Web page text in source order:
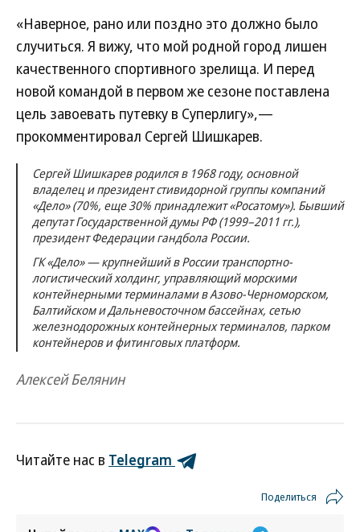
«Наверное, рано или поздно это должно было
случиться. Я вижу, что мой родной город лишен
качественного спортивного зрелища. И перед
новой командой в первом же сезоне поставлена
цель завоевать путевку в Суперлигу»,—
прокомментировал Сергей Шишкарев.
Сергей Шишкарев родился в 1968 году, основной
владелец и президент стивидорной группы компаний
«Дело» (70%, еще 30% принадлежит «Росатому»). Бывший
депутат Государственной думы РФ (1999–2011 гг.),
президент Федерации гандбола России.
ГК «Дело» — крупнейший в России транспортно-
логистический холдинг, управляющий морскими
контейнерными терминалами в Азово-Черноморском,
Балтийском и Дальневосточном бассейнах, сетью
железнодорожных контейнерных терминалов, парком
контейнеров и фитинговых платформ.
Алексей Белянин
Читайте нас в Telegram
Поделиться